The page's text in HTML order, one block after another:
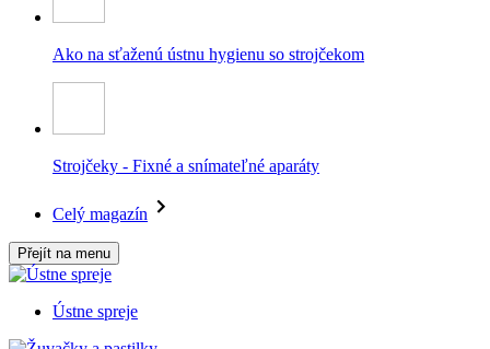
Ako na sťaženú ústnu hygienu so strojčekom
Strojčeky - Fixné a snímateľné aparáty
Celý magazín
Přejít na menu
Ústne spreje